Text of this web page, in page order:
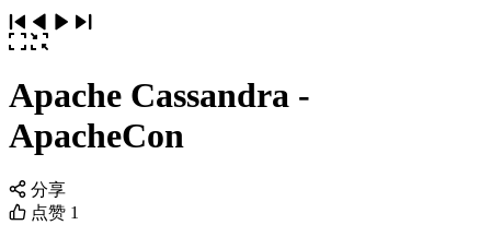
Apache Cassandra -
ApacheCon
分享
点赞 1